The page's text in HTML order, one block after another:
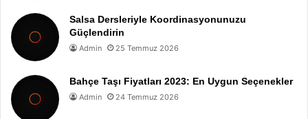
Salsa Dersleriyle Koordinasyonunuzu
Güçlendirin
Admin 25 Temmuz 2026
Bahçe Taşı Fiyatları 2023: En Uygun Seçenekler
Admin 24 Temmuz 2026